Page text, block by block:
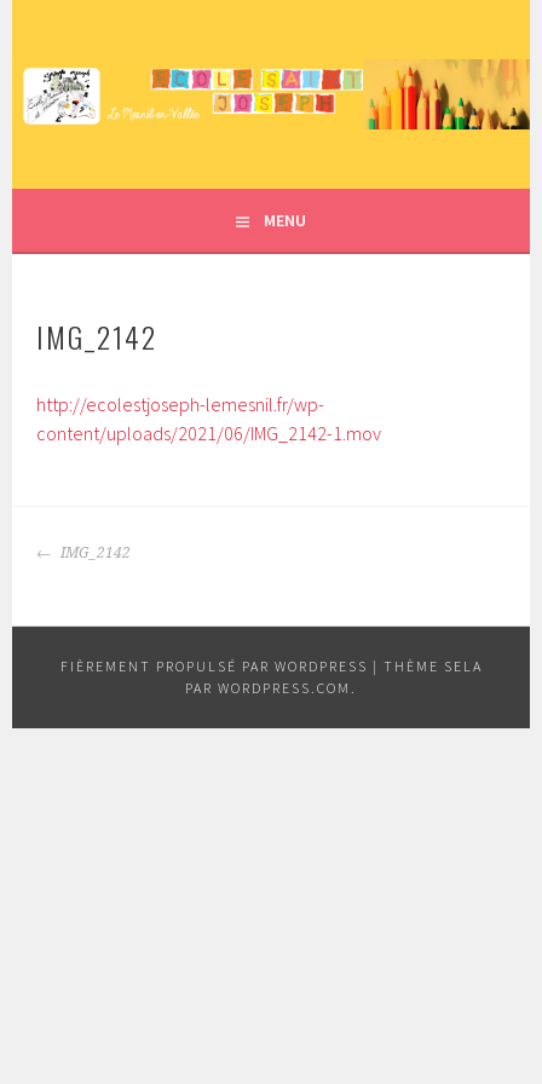
contenu
principalECOLE SAINT JOSEPH – LE
MESNIL EN VALLÉE
MENU
IMG_2142
http://ecolestjoseph-lemesnil.fr/wp-
content/uploads/2021/06/IMG_2142-1.mov
NAVIGATION
IMG_2142
FIÈREMENT PROPULSÉ PAR WORDPRESS | THÈME SELA
PAR WORDPRESS.COM .